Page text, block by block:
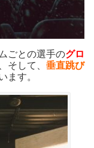
ごとの選手のグロ
そして、 垂直跳び
ます。